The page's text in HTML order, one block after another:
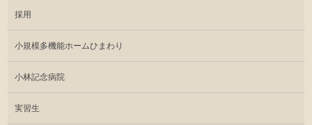
採用
小規模多機能ホームひまわり
小林記念病院
実習生